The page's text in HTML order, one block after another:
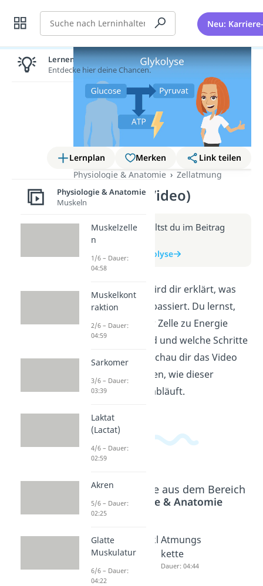
Suche Neu:
Lernplan Merken
Link teilen
Physiologie & Anatomie
Zellatmung
Glykolyse (Video)
Weitere Infos erhältst du im Beitrag
zum Video
zum Beitrag: Glykolyse
In diesem Video wird dir erklärt, was
bei der Glykolyse passiert. Du lernst,
wie Glukose in der Zelle zu Energie
umgewandelt wird und welche Schritte
dabei nötig sind. Schau dir das Video
an, um zu verstehen, wie dieser
wichtige Prozess abläuft.
Beliebte Inhalte aus dem Bereich
Physiologie & Anatomie
Oxidative
Decarbox
ylierung
Dauer: 06:29
Citratzykl
us
Atmungs
kette
Dauer: 04:44
Lernen lohnt sich!
Entdecke hier deine Chancen.
Physiologie & Anatomie
Muskeln
Muskelzelle
n
1/6 – Dauer:
04:58
Muskelkont
raktion
2/6 – Dauer:
04:59
Sarkomer
3/6 – Dauer:
03:39
Laktat
(Lactat)
4/6 – Dauer:
02:59
Akren
5/6 – Dauer:
02:25
Glatte
Muskulatur
6/6 – Dauer:
04:22